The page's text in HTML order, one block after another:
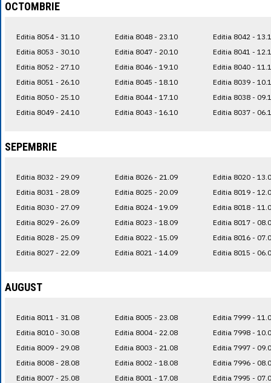
OCTOMBRIE
Editia 8054 - 31.10
Editia 8053 - 30.10
Editia 8052 - 27.10
Editia 8051 - 26.10
Editia 8050 - 25.10
Editia 8049 - 24.10
Editia 8048 - 23.10
Editia 8047 - 20.10
Editia 8046 - 19.10
Editia 8045 - 18.10
Editia 8044 - 17.10
Editia 8043 - 16.10
Editia 8042 -
Editia 8041 -
Editia 8040 -
Editia 8039 -
Editia 8038 -
Editia 8037 -
SEPEMBRIE
Editia 8032 - 29.09
Editia 8031 - 28.09
Editia 8030 - 27.09
Editia 8029 - 26.09
Editia 8028 - 25.09
Editia 8027 - 22.09
Editia 8026 - 21.09
Editia 8025 - 20.09
Editia 8024 - 19.09
Editia 8023 - 18.09
Editia 8022 - 15.09
Editia 8021 - 14.09
Editia 8020 -
Editia 8019 -
Editia 8018 -
Editia 8017 -
Editia 8016 -
Editia 8015 -
AUGUST
Editia 8011 - 31.08
Editia 8010 - 30.08
Editia 8009 - 29.08
Editia 8008 - 28.08
Editia 8007 - 25.08
Editia 8005 - 23.08
Editia 8004 - 22.08
Editia 8003 - 21.08
Editia 8002 - 18.08
Editia 8001 - 17.08
Editia 7999 -
Editia 7998 -
Editia 7997 -
Editia 7996 -
Editia 7995 -